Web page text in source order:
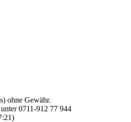
ohne Gewähr.
0711-912 77 944